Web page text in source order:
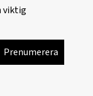
viktig